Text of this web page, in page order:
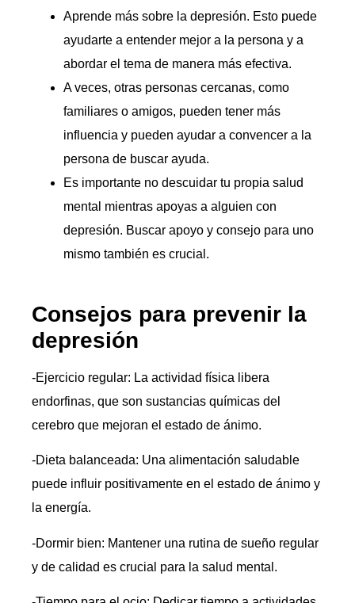
Aprende más sobre la depresión. Esto puede
ayudarte a entender mejor a la persona y a
abordar el tema de manera más efectiva.
A veces, otras personas cercanas, como
familiares o amigos, pueden tener más
influencia y pueden ayudar a convencer a la
persona de buscar ayuda.
Es importante no descuidar tu propia salud
mental mientras apoyas a alguien con
depresión. Buscar apoyo y consejo para uno
mismo también es crucial.
Consejos para prevenir la
depresión
-Ejercicio regular: La actividad física libera
endorfinas, que son sustancias químicas del
cerebro que mejoran el estado de ánimo.
-Dieta balanceada: Una alimentación saludable
puede influir positivamente en el estado de ánimo y
la energía.
-Dormir bien: Mantener una rutina de sueño regular
y de calidad es crucial para la salud mental.